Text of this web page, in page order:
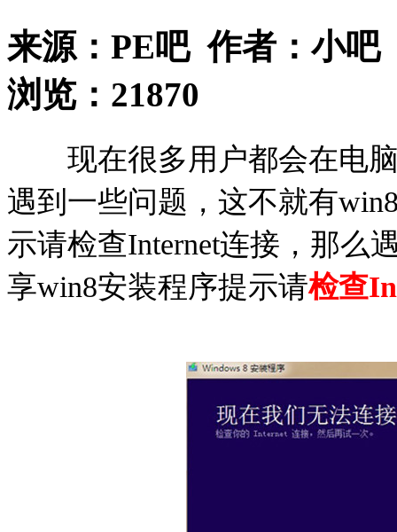
来源： PE吧作者：小吧
浏览： 21870
现在很多用户都会在电脑
遇到一些问题，这不就有
示请检查Internet连接，那么
享win8安装程序提示请检查